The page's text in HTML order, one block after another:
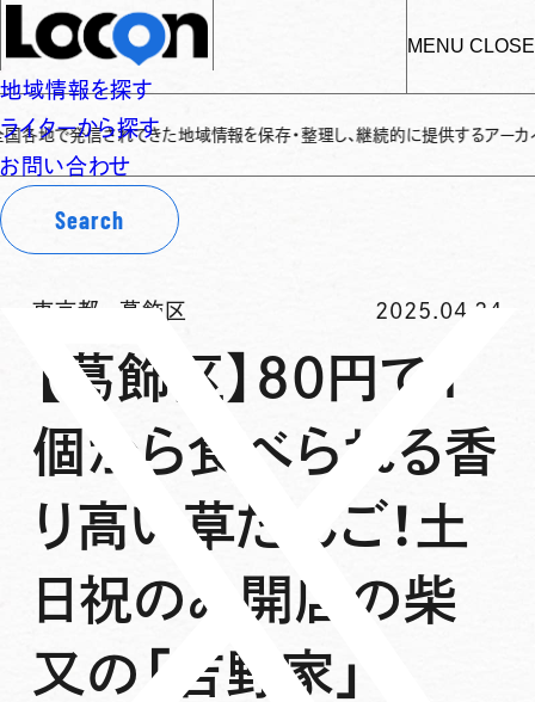
MENU CLOSE
地域情報を探す
ライターから探す
お問い合わせ
Search
されてきた地域情報を保存・整理し、継続的に提供するアーカイブサイトで
東京都 葛飾区 2025.04.24
【葛飾区】80円で1
個から食べられる香
り高い草だんご！土
日祝のみ開店の柴
又の「吉野家」